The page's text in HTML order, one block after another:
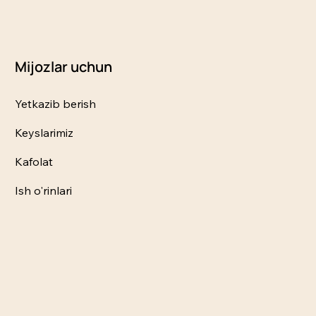
Mijozlar uchun
Yetkazib berish
Keyslarimiz
Kafolat
Ish o'rinlari